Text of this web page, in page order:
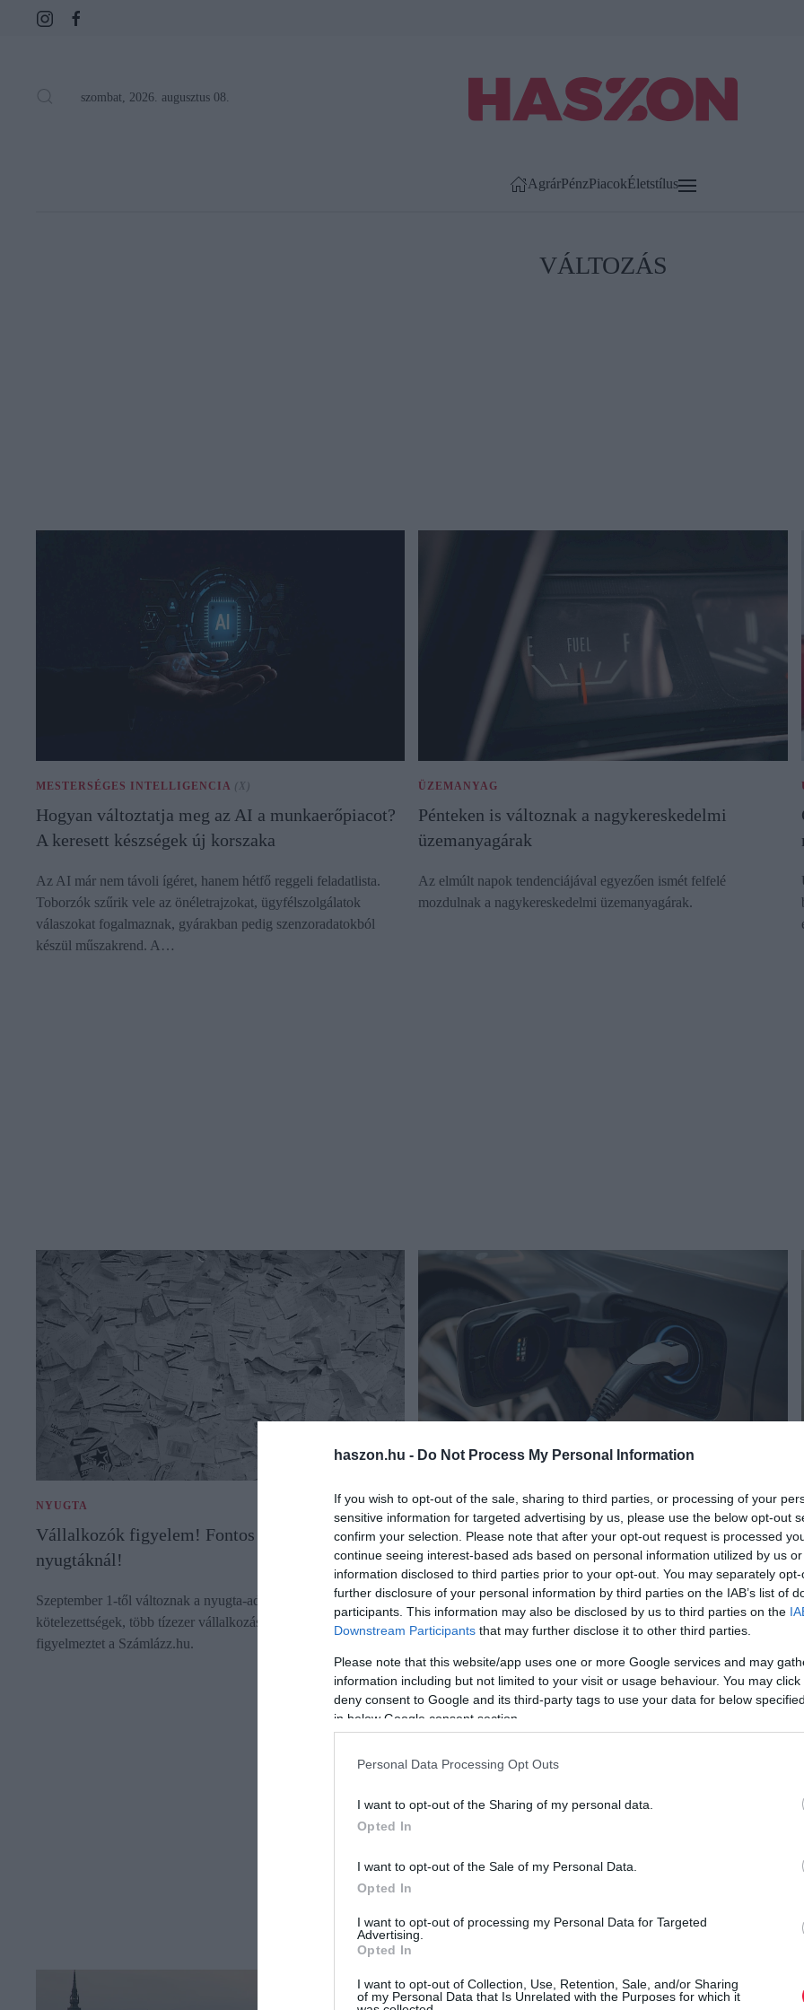
haszon.hu - Do Not Process My Personal Information
If you wish to opt-out of the sale, sharing to third parties, or processing of your
sensitive information for targeted advertising by us, please use the below opt-out
confirm your selection. Please note that after your opt-out request is processed
continue seeing interest-based ads based on personal information utilized by us
information disclosed to third parties prior to your opt-out. You may separately
further disclosure of your personal information by third parties on the IAB’s list of
participants. This information may also be disclosed by us to third parties on the
Downstream Participants that may further disclose it to other third parties.
Please note that this website/app uses one or more Google services and may
information including but not limited to your visit or usage behaviour. You may
deny consent to Google and its third-party tags to use your data for below
in below Google consent section.
Personal Data Processing Opt Outs
I want to opt-out of the Sharing of my personal data.
Opted In
I want to opt-out of the Sale of my Personal Data.
Opted In
I want to opt-out of processing my Personal Data for Targeted
Advertising.
Opted In
I want to opt-out of Collection, Use, Retention, Sale, and/or Sharing
of my Personal Data that Is Unrelated with the Purposes for which it
szombat, 2026. augusztus 08.
AgrárPénzPiacokÉletstílus
VÁLTOZÁS
MESTERSÉGES INTELLIGENCIA (X)
Hogyan változtatja meg az AI a munkaerőpiacot?
A keresett készségek új korszaka
Az AI már nem távoli ígéret, hanem hétfő reggeli feladatlista.
Toborzók szűrik vele az önéletrajzokat, ügyfélszolgálatok
válaszokat fogalmaznak, gyárakban pedig szenzoradatokból
készül műszakrend. A…
ÜZEMANYAG
Pénteken is változnak a nagykereskedelmi
üzemanyagárak
Az elmúlt napok tendenciájával egyezően ismét felfelé
mozdulnak a nagykereskedelmi üzemanyagárak.
NYUGTA
Vállalkozók figyelem! Fontos változás jön a
nyugtáknál!
Szeptember 1-től változnak a nyugta-adatszolgáltatási
kötelezettségek, több tízezer vállalkozás lehet érintett -
figyelmeztet a Számlázz.hu.
AUTÓ
Itt a fordulat az e-autók gyártásában
Látványos átrendeződés figyelhető meg az európai villanyautó-
piacon. Míg az uniós vámok hatására a nyugati gyártók egyre
továbbra is gyors…